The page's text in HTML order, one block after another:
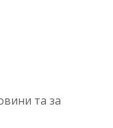
та за